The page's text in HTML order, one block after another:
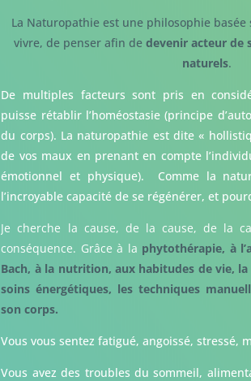
La Naturopathie est une philosophie
vivre, de penser afin de devenir acteur de
naturels.
De multiples facteurs sont pris en
puisse rétablir l’homéostasie (principe
du corps). La naturopathie est dite «
de vos maux en prenant en compte
émotionnel et physique). Comme la
l’incroyable capacité de se régénérer, et
Je cherche la cause, de la cause, de la
conséquence. Grâce à la phytothérapie, à
Bach, à la nutrition, aux habitudes de vie,
soins énergétiques, les techniques
son corps.
Vous vous sentez fatigué, angoissé, stressé,
Vous avez des troubles du sommeil,